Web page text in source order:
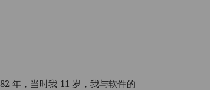
年，当时我 11 岁，我与软件的